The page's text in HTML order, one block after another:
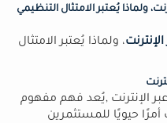
ولماذا يُعتبر الامتثال التنظيمي
، ولماذا يُعتبر الامتثال
الإنترنت ,يُعد فهم مفهوم
أمرًا حيويًا للمستثمرين